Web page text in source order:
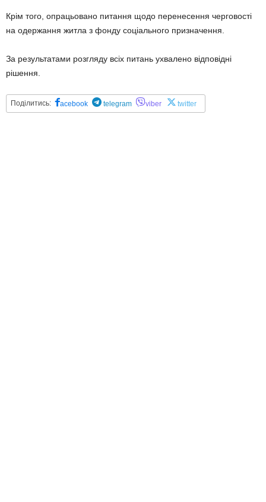
Крім того, опрацьовано питання щодо перенесення черговості
на одержання житла з фонду соціального призначення.
За результатами розгляду всіх питань ухвалено відповідні
рішення.
Поділитись: acebook telegram viber twitter